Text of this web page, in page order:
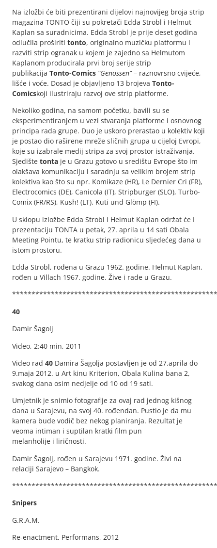
Na izložbi će biti prezentirani dijelovi najnovijeg broja strip
magazina TONTO čiji su pokretači Edda Strobl i Helmut
Kaplan sa suradnicima. Edda Strobl je prije deset godina
odlučila proširiti tonto, originalno muzičku platformu i
razviti strip ogranak u kojem je zajedno sa Helmutom
Kaplanom producirala prvi broj serije strip
publikacija Tonto-Comics “Genossen”– raznovrsno cvijeće,
lišće i voće. Dosad je objavljeno 13 brojeva Tonto-
Comicskoji ilustriraju razvoj ove strip platforme.
Nekoliko godina, na samom početku, bavili su se
eksperimentiranjem u vezi stvaranja platforme i osnovnog
principa rada grupe. Duo je uskoro prerastao u kolektiv koji
je postao dio raširene mreže sličnih grupa u cijeloj Evropi,
koje su izabrale medij stripa za svoj prostor istraživanja.
Sjedište tonta je u Grazu gotovo u središtu Evrope što im
olakšava komunikaciju i saradnju sa velikim brojem strip
kolektiva kao što su npr. Komikaze (HR), Le Dernier Cri (FR),
Electrocomics (DE), Canicola (IT), Stripburger (SLO), Turbo-
Comix (FR/RS), Kush! (LT), Kuti und Glömp (FI).
U sklopu izložbe Edda Strobl i Helmut Kaplan održat će I
prezentaciju TONTA u petak, 27. aprila u 14 sati Obala
Meeting Pointu, te kratku strip radionicu sljedećeg dana u
istom prostoru.
Edda Strobl, rođena u Grazu 1962. godine. Helmut Kaplan,
rođen u Villach 1967. godine. Žive i rade u Grazu.
40
Damir Šagolj
Video, 2:40 min, 2011
Video rad 40 Damira Šagolja postavljen je od 27.aprila do
9.maja 2012. u Art kinu Kriterion, Obala Kulina bana 2,
svakog dana osim nedjelje od 10 od 19 sati.
Umjetnik je snimio fotografije za ovaj rad jednog kišnog
dana u Sarajevu, na svoj 40. rođendan. Pustio je da mu
kamera bude vodič bez nekog planiranja. Rezultat je
veoma intiman i suptilan kratki film pun
melanholije i liričnosti.
Damir Šagolj, rođen u Sarajevu 1971. godine. Živi na
relaciji Sarajevo – Bangkok.
Snipers
G.R.A.M.
Re-enactment, Performans, 2012